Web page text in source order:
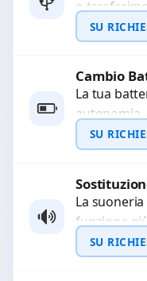
o
rotti,
SU
Cambio
La tua
autonomia,
lenta o
SU
La
funziona
a moduli
precisi e
SU